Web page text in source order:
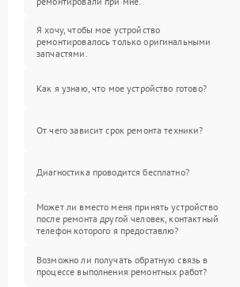
Я хочу, чтобы мое устройство
ремонтировалось только оригинальными
запчастями.
Как я узнаю, что мое устройство готово?
От чего зависит срок ремонта техники?
Диагностика проводится бесплатно?
Может ли вместо меня принять устройство
после ремонта другой человек, контактный
телефон которого я предоставлю?
Возможно ли получать обратную связь в
процессе выполнения ремонтных работ?